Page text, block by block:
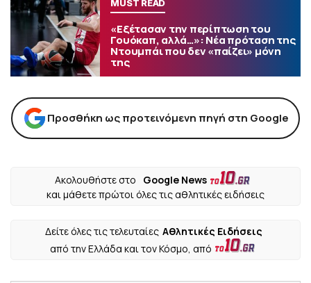
MUST READ
«Εξέτασαν την περίπτωση του
Γουόκαπ, αλλά…»: Νέα πρόταση της
Ντουμπάι που δεν «παίζει» μόνη
της
Προσθήκη ως προτεινόμενη πηγή στη Google
Ακολουθήστε στο
Google News
και μάθετε πρώτοι όλες τις αθλητικές ειδήσεις
Δείτε όλες τις τελευταίες Αθλητικές Ειδήσεις
από την Ελλάδα και τον Κόσμο, από